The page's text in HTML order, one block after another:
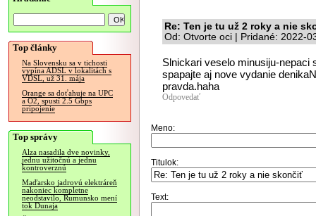
Top články
Na Slovensku sa v tichosti
vypína ADSL v lokalitách s
VDSL, už 31. mája
Orange sa doťahuje na UPC
a O2, spustí 2.5 Gbps
pripojenie
Top správy
Alza nasadila dve novinky,
jednu užitočnú a jednu
kontroverznú
Maďarsko jadrovú elektráreň
nakoniec kompletne
neodstavilo, Rumunsko mení
tok Dunaja
Re: Ten je tu už 2 roky a nie
Od: Otvorte oci | Pridané: 2022-
Slnickari veselo minusiju-nepaci
spapajte aj nove vydanie
pravda.haha
Odpovedať
Meno:
Titulok:
Text: